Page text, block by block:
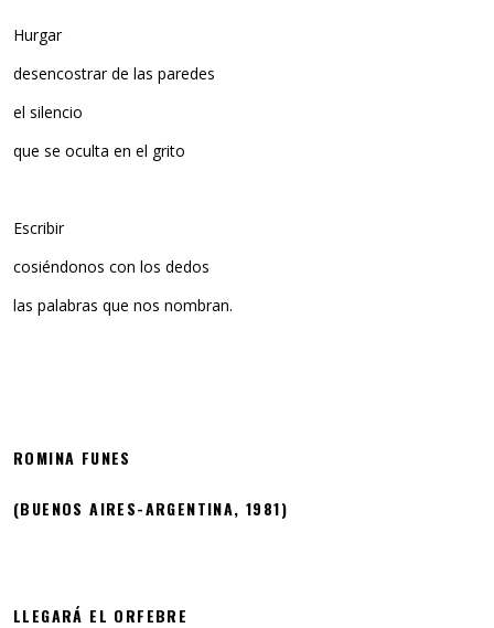
Hurgar
desencostrar de las paredes
el silencio
que se oculta en el grito
Escribir
cosiéndonos con los dedos
las palabras que nos nombran.
ROMINA FUNES
(BUENOS AIRES-ARGENTINA, 1981)
LLEGARÁ EL ORFEBRE